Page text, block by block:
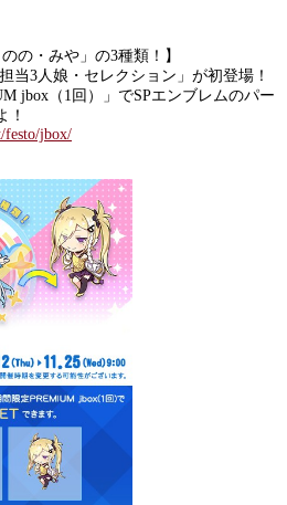
の・みや」の3種類！】
当3人娘・セレクション」が初登場！
jbox（1回）」でSPエンブレムのパー
！
festo/jbox/